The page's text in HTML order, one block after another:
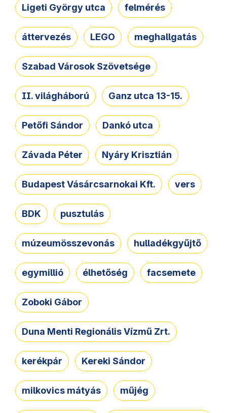
Ligeti György utca felmérés
áttervezés LEGO meghallgatás
Szabad Városok Szövetsége
II. világháború Ganz utca 13-15.
Petőfi Sándor Dankó utca
Závada Péter Nyáry Krisztián
Budapest Vásárcsarnokai Kft. vers
BDK pusztulás
múzeumösszevonás hulladékgyűjtő
egymillió élhetőség facsemete
Zoboki Gábor
Duna Menti Regionális Vízmű Zrt.
kerékpár Kereki Sándor
milkovics mátyás műjég